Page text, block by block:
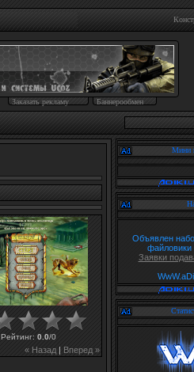
Баннерообмен
Заказать рекламу
Рейтинг: 0.0/0
« Назад | Вперед »
Мини
Объявлен
файловики
Заявки